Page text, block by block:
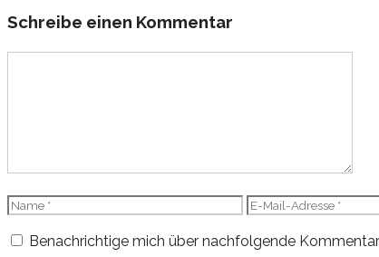
Schreibe einen Kommentar
Name
E-
Adresse
Benachrichtige mich über nachfolgende